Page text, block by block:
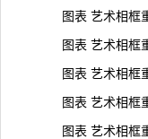
图表 艺术相框重
图表 艺术相框重
图表 艺术相框重
图表 艺术相框重
图表 艺术相框重